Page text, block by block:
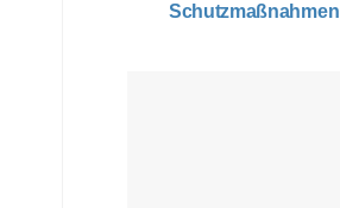
Schutzmaßnahmen